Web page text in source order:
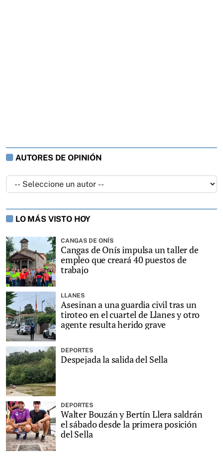
AUTORES DE OPINIÓN
LO MÁS VISTO HOY
CANGAS DE ONÍS
Cangas de Onís impulsa un taller de
empleo que creará 40 puestos de
trabajo
LLANES
Asesinan a una guardia civil tras un
tiroteo en el cuartel de Llanes y otro
agente resulta herido grave
DEPORTES
Despejada la salida del Sella
DEPORTES
Walter Bouzán y Bertín Llera saldrán
el sábado desde la primera posición
del Sella